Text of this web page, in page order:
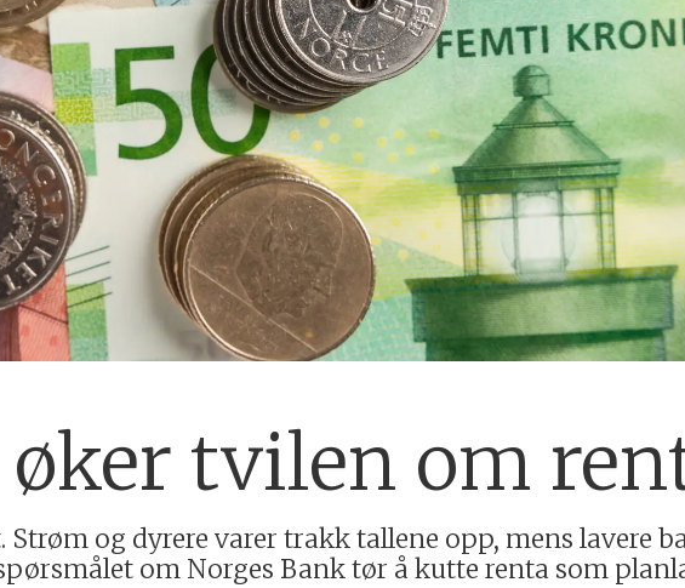
tvilen om
Strøm og dyrere varer trakk tallene opp, mens lavere
om Norges Bank tør å kutte renta som